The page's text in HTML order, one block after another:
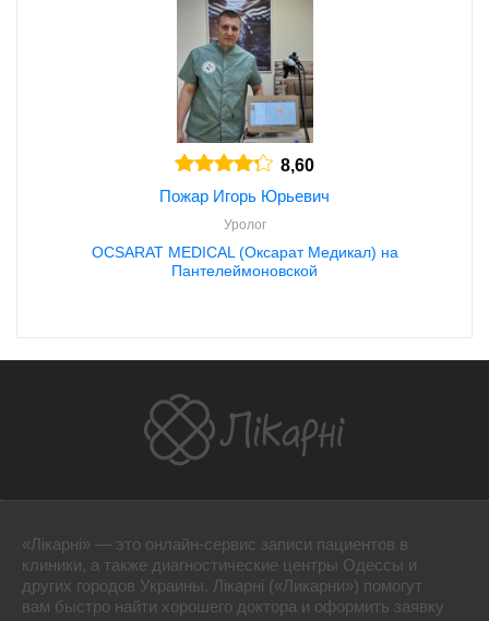
8,60
Пожар Игорь Юрьевич
Уролог
OCSARAT MEDICAL (Оксарат Медикал) на
Пантелеймоновской
«Лікарні» — это онлайн-сервис записи пациентов в
клиники, а также диагностические центры Одессы и
других городов Украины. Лікарні («Ликарни») помогут
вам быстро найти хорошего доктора и оформить заявку